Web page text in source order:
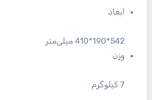
ابعاد
542*190*410 میلی‌متر
وزن
7 کیلوگرم